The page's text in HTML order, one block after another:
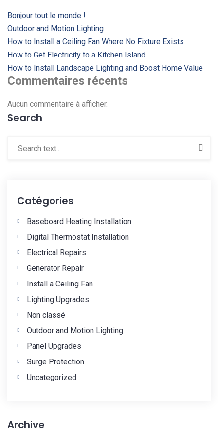
Bonjour tout le monde !
Outdoor and Motion Lighting
How to Install a Ceiling Fan Where No Fixture Exists
How to Get Electricity to a Kitchen Island
How to Install Landscape Lighting and Boost Home Value
Commentaires récents
Aucun commentaire à afficher.
Search
Catégories
Baseboard Heating Installation
Digital Thermostat Installation
Electrical Repairs
Generator Repair
Install a Ceiling Fan
Lighting Upgrades
Non classé
Outdoor and Motion Lighting
Panel Upgrades
Surge Protection
Uncategorized
Archive